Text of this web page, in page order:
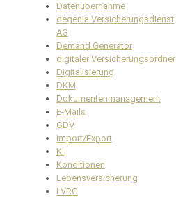
Datenübernahme
degenia Versicherungsdienst
AG
Demand Generator
digitaler Versicherungsordner
Digitalisierung
DKM
Dokumentenmanagement
E-Mails
GDV
Import/Export
KI
Konditionen
Lebensversicherung
LVRG